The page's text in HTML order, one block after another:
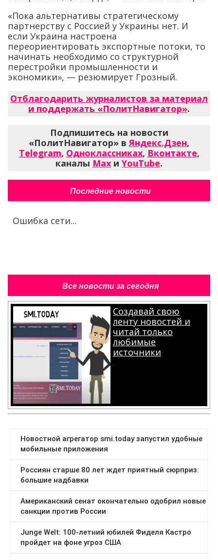
«Пока альтернативы стратегическому
партнерству с Россией у Украины нет. И
если Украина настроена
переориентировать экспортные потоки, то
начинать необходимо со структурной
перестройки промышленности и
экономики», — резюмирует Грозный.
Отблагодарить журналистов за материал
и поддержать «ПолитНавигатор».
Подпишитесь на новости
«ПолитНавигатор» вЯндекс.Дзен,
Telegram, Одноклассниках, Вконтакте,
каналы Max и YouTube.
Последние новости
Ошибка сети...
Все новости за сегодня
Создавай свою
ленту новостей и
читай только
любимые
источники
.